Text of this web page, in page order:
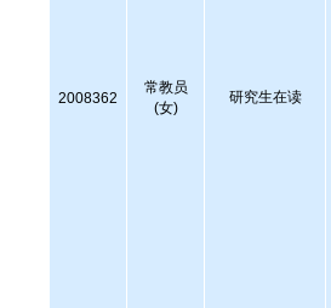
2008362
常教员
(女)
研究生在读